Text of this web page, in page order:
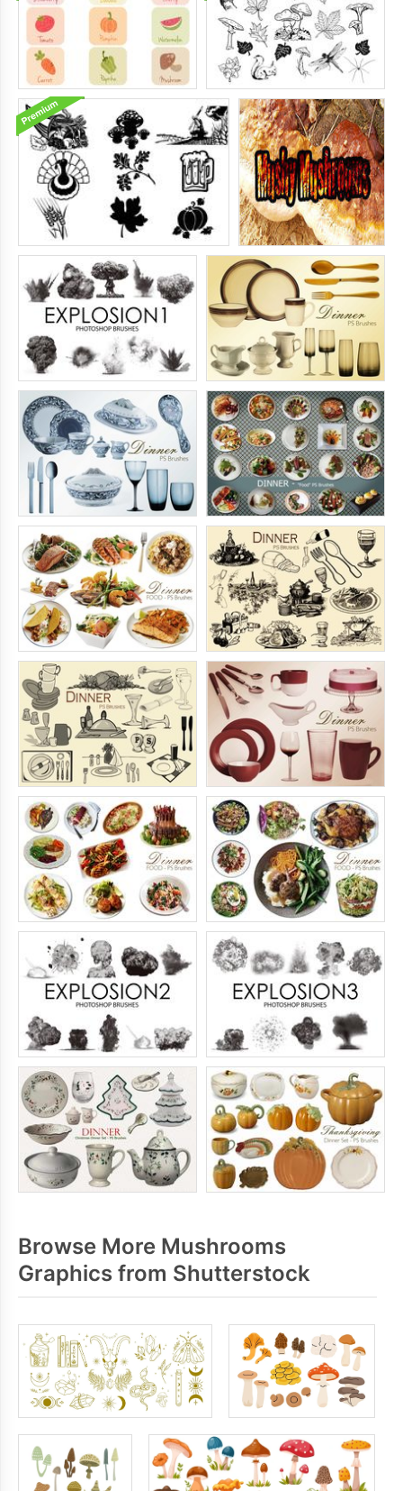
Browse More Mushrooms
Graphics from Shutterstock